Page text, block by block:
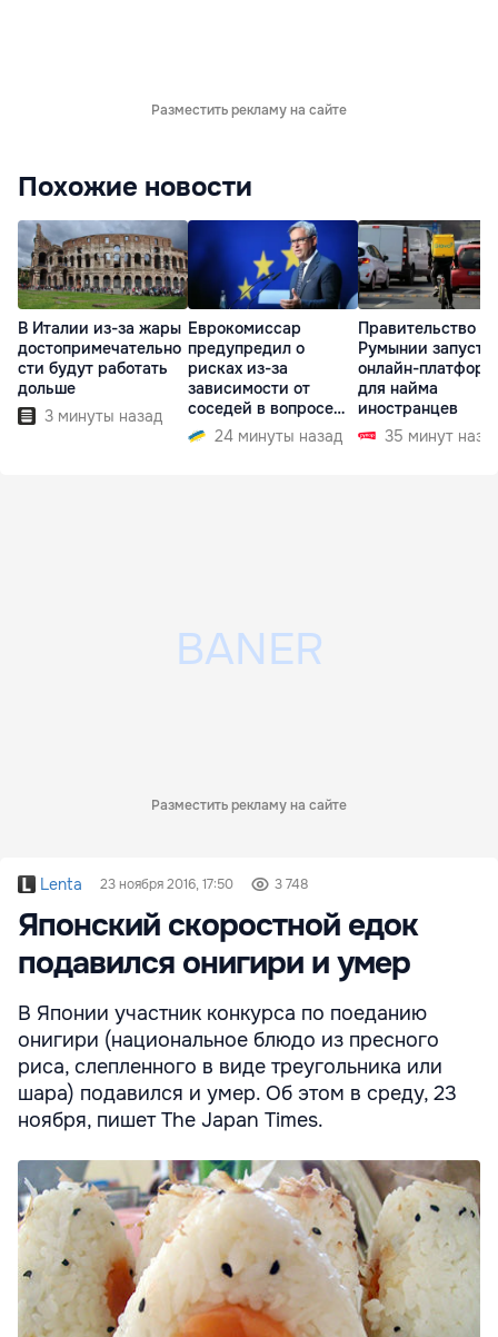
Разместить рекламу на сайте
Похожие новости
В Италии из-за жары
достопримечательно
сти будут работать
дольше
3 минуты назад
Еврокомиссар
предупредил о
рисках из-за
зависимости от
соседей в вопросе
границ24 минуты назад
Правительство
Румынии
онлайн-
для найма
иностранцев
35 минут
Разместить рекламу на сайте
Lenta 23 ноября 2016, 17:50 3 748
Японский скоростной едок
подавился онигири и умер
В Японии участник конкурса по поеданию
онигири (национальное блюдо из пресного
риса, слепленного в виде треугольника или
шара) подавился и умер. Об этом в среду, 23
ноября, пишет The Japan Times.